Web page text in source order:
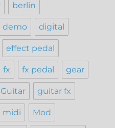
berlin
demo digital
effect pedal
fx fx pedal gear
Guitar guitar fx
midi Mod